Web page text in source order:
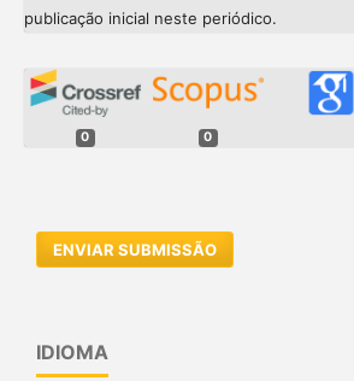
publicação inicial neste periódico.
0 0
ENVIAR SUBMISSÃO
IDIOMA